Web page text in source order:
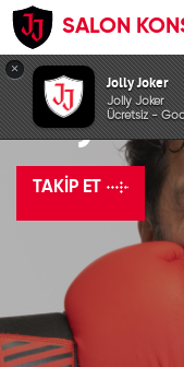
SALON
TAKIP ET
×
Jolly Joker
Jolly Joker
Ücretsiz -